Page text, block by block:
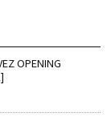
OPENING